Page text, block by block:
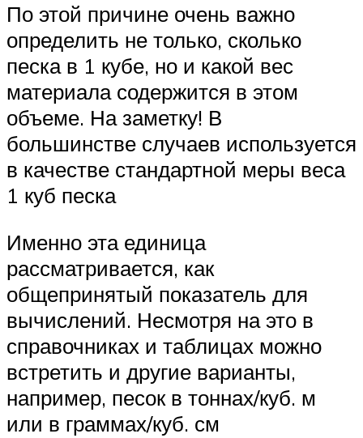
По этой причине очень важно
определить не только, сколько
песка в 1 кубе, но и какой вес
материала содержится в этом
объеме. На заметку! В
большинстве случаев используется
в качестве стандартной меры веса
1 куб песка
Именно эта единица
рассматривается, как
общепринятый показатель для
вычислений. Несмотря на это в
справочниках и таблицах можно
встретить и другие варианты,
например, песок в тоннах/куб. м
или в граммах/куб. см